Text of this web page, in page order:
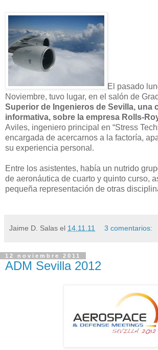
El pasado
Noviembre, tuvo lugar, en el salón de
Superior de Ingenieros de Sevilla, una
informativa, sobre la empresa Rolls-
Aviles, ingeniero principal en “Stress
encargada de acercarnos a la factoría,
su experiencia personal.
Entre los asistentes, había un nutrido
de aeronáutica de cuarto y quinto curso,
pequeña representación de otras
Jaime D. Salas el 14.11.11 3 comentarios:
12 noviembre 2011
ADM Sevilla 2012